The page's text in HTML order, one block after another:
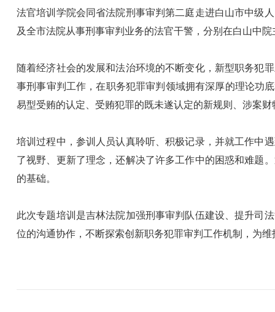
法官培训学院会同省法院刑事审判第二庭走进白山市中级
及全市法院从事刑事审判业务的法官干警，分别在白山中
随着经济社会的发展和法治环境的不断变化，新型职务犯
事刑事审判工作，在职务犯罪审判领域拥有深厚的理论功
易型受贿的认定、受贿犯罪的既未遂认定的新规则、涉案
培训过程中，参训人员认真聆听、积极记录，并就工作中
了视野、更新了理念，还解决了许多工作中的困惑和难题
的基础。
此次专题培训是吉林法院加强刑事审判队伍建设、提升司
位的沟通协作，不断探索创新职务犯罪审判工作机制，为